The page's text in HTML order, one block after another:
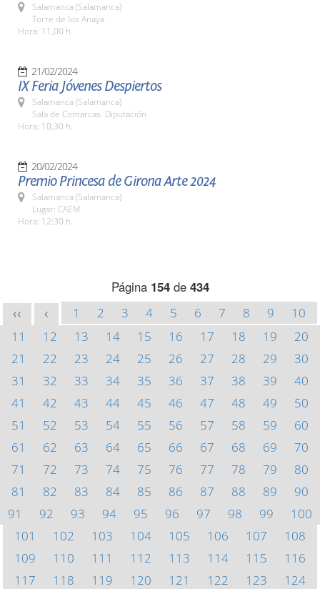
Salamanca (Salamanca)
Torre de los Anaya
Hora: 11,00 h.
21/02/2024
IX Feria Jóvenes Despiertos
Salamanca (Salamanca)
Sala de Comarcas. Diputación
Hora: 10,30 h.
20/02/2024
Premio Princesa de Girona Arte 2024
Salamanca (Salamanca)
Lugar: CAEM
Hora: 12:30 h.
Página 154de 434
<< < 1 2 3 4 5 6 7 8 9
10
11
12 13 14 15 16 17 18 19
20
21
22 23 24 25 26 27 28 29
30
31
32 33 34 35 36 37 38 39
40
41
42 43 44 45 46 47 48 49
50
51
52 53 54 55 56 57 58 59
60
61
62 63 64 65 66 67 68 69
70
71
72 73 74 75 76 77 78 79
80
81
82 83 84 85 86 87 88 89
90
91
92 93 94 95 96 97 98 99
100
101
102 103 104 105 106 107
108
109
110 111 112 113 114 115
116
117
118 119 120 121 122 123
124